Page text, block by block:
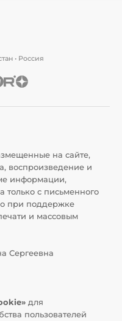
• Россия
на сайте,
воспроизведение и
информации,
только с письменного
при поддержке
и массовым
Сергеевна
для
пользователей